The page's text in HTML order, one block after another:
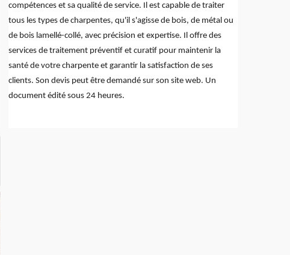
compétences et sa qualité de service. Il est capable de traiter
tous les types de charpentes, qu'il s'agisse de bois, de métal ou
de bois lamellé-collé, avec précision et expertise. Il offre des
services de traitement préventif et curatif pour maintenir la
santé de votre charpente et garantir la satisfaction de ses
clients. Son devis peut être demandé sur son site web. Un
document édité sous 24 heures.